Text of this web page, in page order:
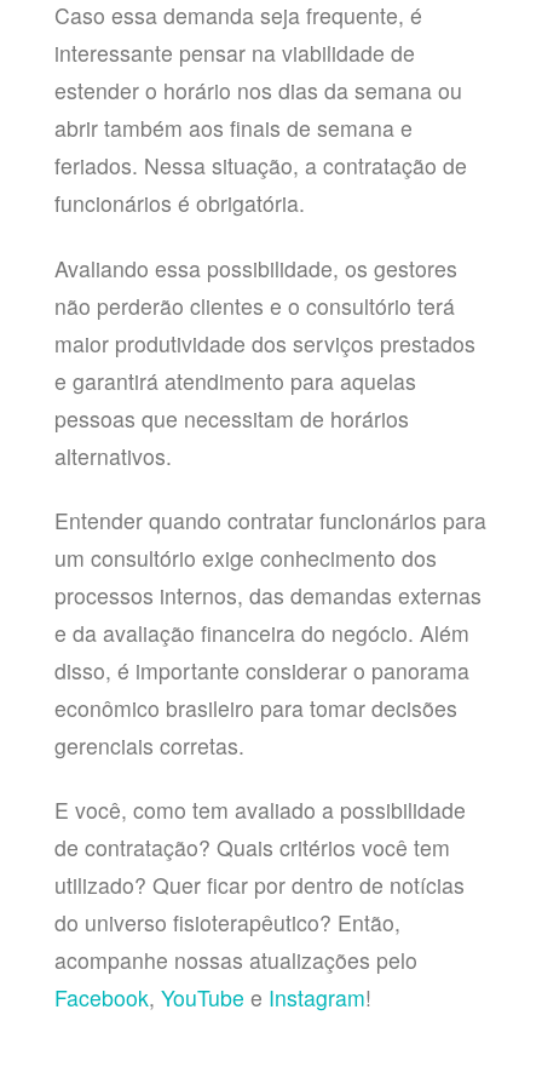
Caso essa demanda seja frequente, é
interessante pensar na viabilidade de
estender o horário nos dias da semana ou
abrir também aos finais de semana e
feriados. Nessa situação, a contratação de
funcionários é obrigatória.
Avaliando essa possibilidade, os gestores
não perderão clientes e o consultório terá
maior produtividade dos serviços prestados
e garantirá atendimento para aquelas
pessoas que necessitam de horários
alternativos.
Entender quando contratar funcionários para
um consultório exige conhecimento dos
processos internos, das demandas externas
e da avaliação financeira do negócio. Além
disso, é importante considerar o panorama
econômico brasileiro para tomar decisões
gerenciais corretas.
E você, como tem avaliado a possibilidade
de contratação? Quais critérios você tem
utilizado? Quer ficar por dentro de notícias
do universo fisioterapêutico? Então,
acompanhe nossas atualizações pelo
Facebook, YouTube e Instagram!